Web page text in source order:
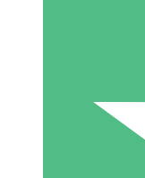
Paquetes
Paga según el uso